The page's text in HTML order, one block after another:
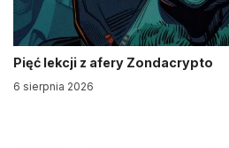
Pięć lekcji z afery Zondacrypto
6 sierpnia 2026